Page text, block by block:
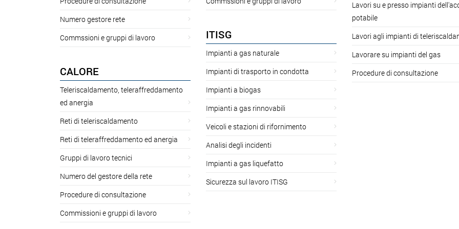
Numero gestore rete
Commssioni e gruppi di lavoro
CALORE
Teleriscaldamento, teleraffreddamento
ed anergia
Reti di teleriscaldamento
Reti di teleraffreddamento ed anergia
Gruppi di lavoro tecnici
Numero del gestore della rete
Procedure di consultazione
Commissioni e gruppi di lavoro
ITISG
Impianti a gas naturale
Impianti di trasporto in condotta
Impianti a biogas
Impianti a gas rinnovabili
Veicoli e stazioni di rifornimento
Analisi degli incidenti
Impianti a gas liquefatto
Sicurezza sul lavoro ITISG
Lavori su e presso impianti
potabile
Lavori agli impianti di
Lavorare su impianti del gas
Procedure di consultazione